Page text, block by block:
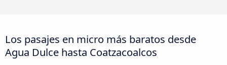
Los pasajes en micro más baratos desde
Agua Dulce hasta Coatzacoalcos